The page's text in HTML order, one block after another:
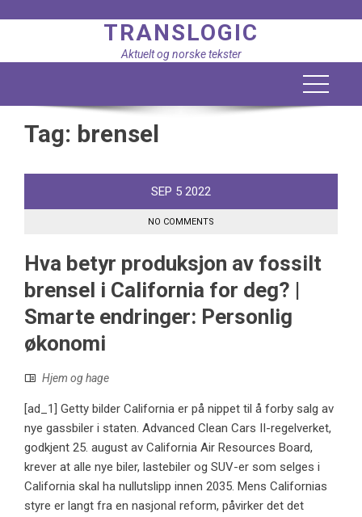
TRANSLOGIC
Aktuelt og norske tekster
Tag: brensel
SEP 5 2022
NO COMMENTS
Hva betyr produksjon av fossilt
brensel i California for deg? |
Smarte endringer: Personlig
økonomi
Hjem og hage
[ad_1] Getty bilder California er på nippet til å forby salg av
nye gassbiler i staten. Advanced Clean Cars II-regelverket,
godkjent 25. august av California Air Resources Board,
krever at alle nye biler, lastebiler og SUV-er som selges i
California skal ha nullutslipp innen 2035. Mens Californias
styre er langt fra en nasjonal reform, påvirker det det